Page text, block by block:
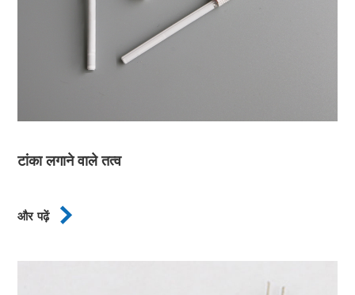
टांका लगाने वाले तत्व
और पढ़ें 